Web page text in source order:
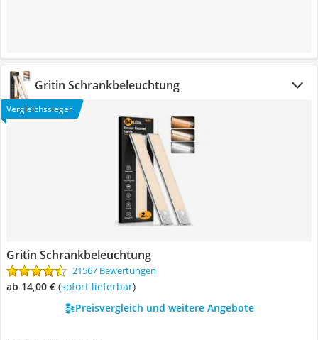
Gritin Schrankbeleuchtung
Vergleichssieger
Gritin Schrankbeleuchtung
21567 Bewertungen
ab 14,00 € ( Sofort lieferbar)
Preisvergleich und weitere Angebote